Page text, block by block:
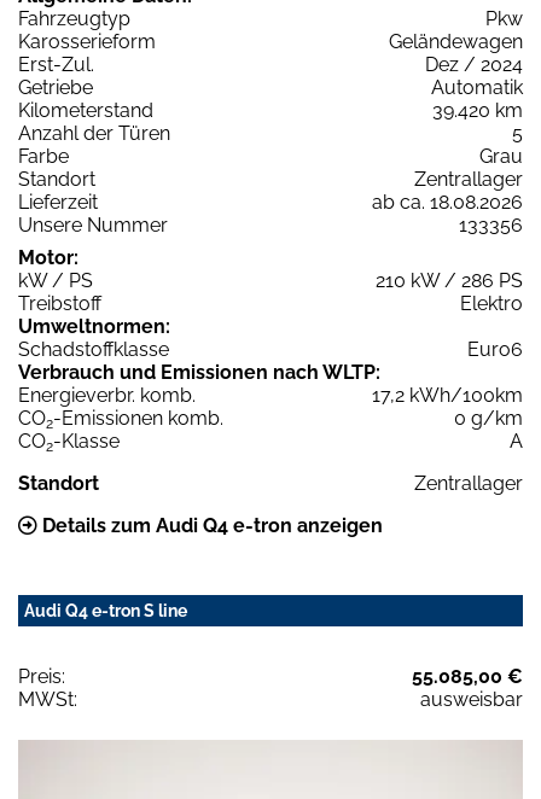
Fahrzeugtyp
Pkw
Karosserieform
Geländewagen
Erst-Zul.
Dez / 2024
Getriebe
Automatik
Kilometerstand
39.420 km
Anzahl der Türen
5
Farbe
Grau
Standort
Zentrallager
Lieferzeit
ab ca. 18.08.2026
Unsere Nummer
133356
Motor:
kW / PS
210 kW / 286 PS
Treibstoff
Elektro
Umweltnormen:
Schadstoffklasse
Euro6
Verbrauch und Emissionen nach WLTP:
Energieverbr. komb.
17,2 kWh/100km
CO2-Emissionen komb.
0 g/km
CO2-Klasse
A
Standort
Zentrallager
Details zum Audi Q4 e-tron anzeigen
Audi Q4 e-tron S line
Preis:
55.085,00 €
MWSt:
ausweisbar